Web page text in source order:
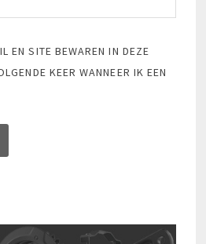
EN SITE BEWAREN IN DEZE
KEER WANNEER IK EEN